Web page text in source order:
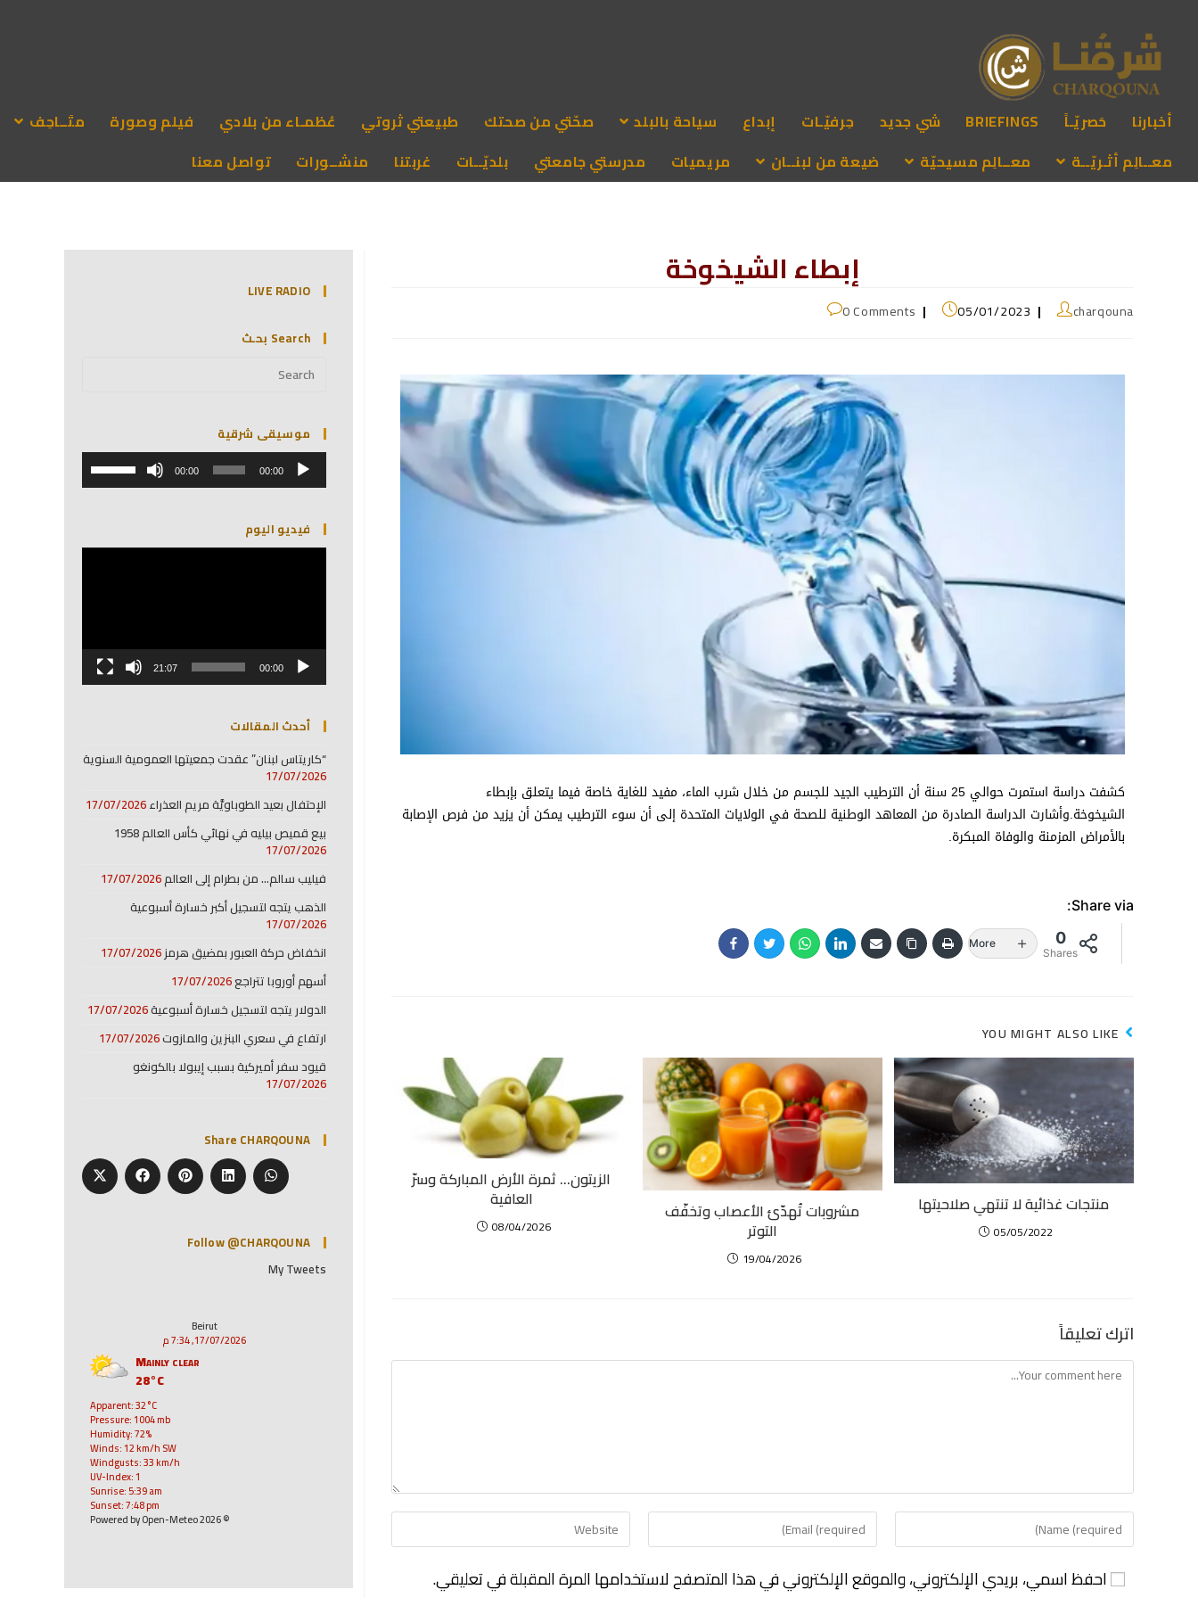
أخبارنا حَصريّـاً BRIEFINGS شي جديد حِرفيّـات إبداع سياحة بالبلد صحّتي من صحتك طبيعتي ثروتي عُظمـاء من بلادي فيلم وصورة
متَــاحِف
معــالِم أثـريّــة
معــالِم مسيحيّة ضيعة من لبنــان مريميات مدرستي جامعتي بلديّــات غربتنا منشــورات تواصل معنا
إبطاء الشيخوخة
charqouna
05/01/2023
0 Comments
كشفت دراسة استمرت حوالي 25 سنة أن الترطيب الجيد للجسم من خلال شرب الماء، مفيد للغاية خاصة فيما يتعلق بإبطاء
الشيخوخة.وأشارت الدراسة الصادرة من المعاهد الوطنية للصحة في الولايات المتحدة إلى أن سوء الترطيب يمكن أن يزيد من فرص الإصابة
بالأمراض المزمنة والوفاة المبكرة.
Share via:
0
Shares
More
YOU MIGHT ALSO LIKE
الزيتون… ثمرة الأرض المباركة وسرّ
العافية
08/04/2026
مشروبات تُهدّئ الأعصاب وتخفّف
التوتر
19/04/2026
منتجات غذائية لا تنتهي صلاحيتها
05/05/2022
اترك تعليقاً
احفظ اسمي، بريدي الإلكتروني، والموقع الإلكتروني في هذا المتصفح لاستخدامها المرة المقبلة في تعليقي.
LIVE RADIO
Search بحـث
موسيقى شرقية
مشغل
الصوت 00:00
00:00
مفاتيح
لزيادة
فيديو اليوم
مشغل
00:00
21:07
أحدث المقالات
“كاريتاس لبنان” عقدت جمعيتها العمومية السنوية
17/07/2026
الإحتفال بعيد الطوباويَّة مريم العذراء17/07/2026
بيع قميص بيليه في نهائي كأس العالم 1958
17/07/2026
فيليب سالم… من بطرام إلى العالم17/07/2026
الذهب يتجه لتسجيل أكبر خسارة أسبوعية
17/07/2026
انخفاض حركة العبور بمضيق هرمز17/07/2026
أسهم أوروبا تتراجع17/07/2026
الدولار يتجه لتسجيل خسارة أسبوعية17/07/2026
ارتفاع في سعري البنزين والمازوت17/07/2026
قيود سفر أميركية بسبب إيبولا بالكونغو
17/07/2026
Share CHARQOUNA
Follow @CHARQOUNA
My Tweets
Beirut
17/07/2026, 7:34 م
Mainly clear
28°C
Apparent: 32°C
Pressure: 1004 mb
Humidity: 72%
Winds: 12 km/h SW
Windgusts: 33 km/h
UV-Index: 1
Sunrise: 5:39 am
Sunset: 7:48 pm
© 2026 Powered by Open-Meteo